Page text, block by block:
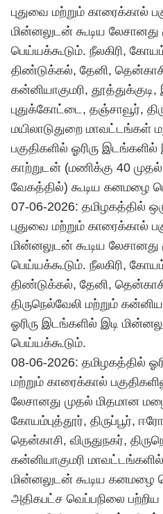
புதுவை மற்றும் காரைக்கால்
மின்னலுடன் கூடிய
பெய்யக்கூடும். நீலகிரி,
திண்டுக்கல், தேனி,
கன்னியாகுமரி, தூத்துக்குடி,
புதுக்கோட்டை, தஞ்சாவூர்,
மயிலாடுதுறை மாவட்டங்கள்
பகுதிகளில் ஓரிரு
காற்றுடன் (மணிக்கு 40
வேகத்தில்) கூடிய கனமழை
07-06-2026: தமிழகத்தில்
புதுவை மற்றும் காரைக்கால்
மின்னலுடன் கூடிய
பெய்யக்கூடும். நீலகிரி,
திண்டுக்கல், தேனி,
திருநெல்வேலி மற்றும்
ஓரிரு இடங்களில் இடி
பெய்யக்கூடும்.
08-06-2026: தமிழகத்தில்
மற்றும் காரைக்கால்
லேசானது முதல் மிதமான
கோயம்புத்தூர், திருப்பூர்,
தென்காசி, விருதுநகர்,
கன்னியாகுமரி
மின்னலுடன் கூடிய கனமழை
அதிகபட்ச வெப்பநிலை பற்றிய